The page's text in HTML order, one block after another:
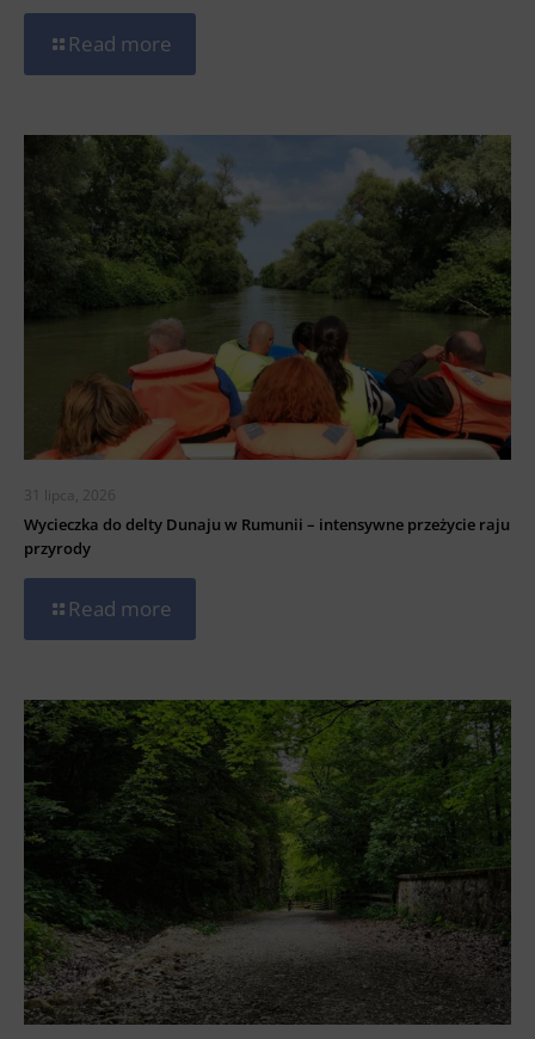
Read more
31 lipca, 2026
Wycieczka do delty Dunaju w Rumunii – intensywne przeżycie raju
przyrody
Read more